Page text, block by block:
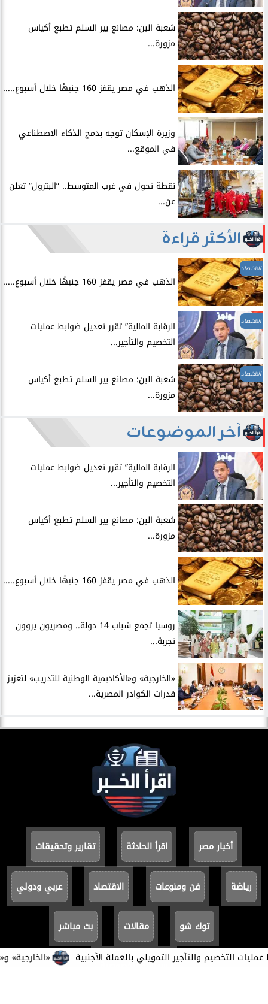
​«الخارجية» التخصيم والتأجير التمويلي بالعملة الأجنبية
شعبة البن: مصانع بير السلم تطبع أكياس
مزورة...
الذهب في مصر يقفز 160 جنيهًا خلال أسبوع.....
​وزيرة الإسكان توجه بدمج الذكاء الاصطناعي
في الموقع...
​نقطة تحول في غرب المتوسط.. ”البترول” تعلن
عن...
الأكثر قراءة
الاقتصاد
الذهب في مصر يقفز 160 جنيهًا خلال أسبوع.....
الاقتصاد
الرقابة المالية” تقرر تعديل ضوابط عمليات
التخصيم والتأجير...
الاقتصاد
شعبة البن: مصانع بير السلم تطبع أكياس
مزورة...
آخر الموضوعات
الرقابة المالية” تقرر تعديل ضوابط عمليات
التخصيم والتأجير...
شعبة البن: مصانع بير السلم تطبع أكياس
مزورة...
الذهب في مصر يقفز 160 جنيهًا خلال أسبوع.....
روسيا تجمع شباب 14 دولة.. ومصريون يروون
تجربة...
​«الخارجية» و«الأكاديمية الوطنية للتدريب» لتعزيز
قدرات الكوادر المصرية...
أخبار مصر اقرأ الحادثة تقارير وتحقيقات
رياضة فن ومنوعات الاقتصاد عربي ودولي
توك شو مقالات بث مباشر
سياسة الخصوصية